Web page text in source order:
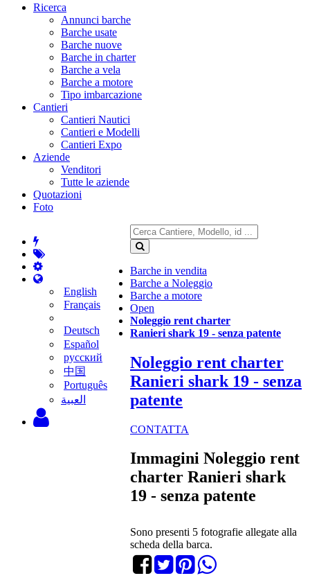
Ricerca
Annunci barche
Barche usate
Barche nuove
Barche in charter
Barche a vela
Barche a motore
Tipo imbarcazione
Cantieri
Cantieri Nautici
Cantieri e Modelli
Cantieri Expo
Aziende
Venditori
Tutte le aziende
Quotazioni
Foto
English
Français
Deutsch
Español
русский
中国
Português
‫العبية
Barche in vendita
Barche a Noleggio
Barche a motore
Open
Noleggio rent charter
Ranieri shark 19 - senza patente
Noleggio rent charter
Ranieri shark 19 - senza
patente
CONTATTA
Immagini Noleggio rent
charter Ranieri shark
19 - senza patente
Sono presenti 5 fotografie allegate alla
scheda della barca.